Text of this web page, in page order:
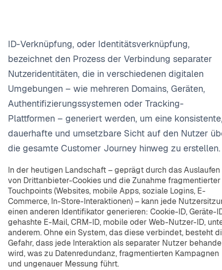
ID-Verknüpfung, oder Identitätsverknüpfung,
bezeichnet den Prozess der Verbindung separater
Nutzeridentitäten, die in verschiedenen digitalen
Umgebungen – wie mehreren Domains, Geräten,
Authentifizierungssystemen oder Tracking-
Plattformen – generiert werden, um eine
dauerhafte und umsetzbare Sicht auf den Nutzer
die gesamte Customer Journey hinweg zu erstellen.
In der heutigen Landschaft – geprägt durch das Auslaufen
von Drittanbieter-Cookies und die Zunahme fragmentierter
Touchpoints (Websites, mobile Apps, soziale Logins, E-
Commerce, In-Store-Interaktionen) – kann jede
einen anderen Identifikator generieren: Cookie-ID, Geräte-
gehashte E-Mail, CRM-ID, mobile oder Web-Nutzer-ID,
anderem. Ohne ein System, das diese verbindet, besteht
Gefahr, dass jede Interaktion als separater Nutzer
wird, was zu Datenredundanz, fragmentierten Kampagnen
und ungenauer Messung führt.